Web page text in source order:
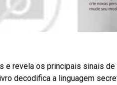
e revela os principais sinais de
decodifica a linguagem